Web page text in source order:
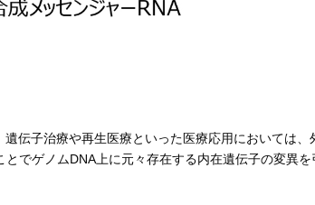
伝子治療や再生医療といった医療応用においては、
でゲノムDNA上に元々存在する内在遺伝子の変異を